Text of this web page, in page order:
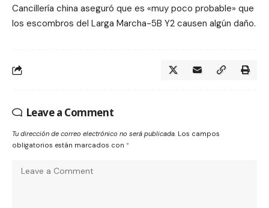
Cancillería china aseguró que es «muy poco probable» que
los escombros del Larga Marcha-5B Y2 causen algún daño.
Leave a Comment
Tu dirección de correo electrónico no será publicada. Los campos
obligatorios están marcados con *